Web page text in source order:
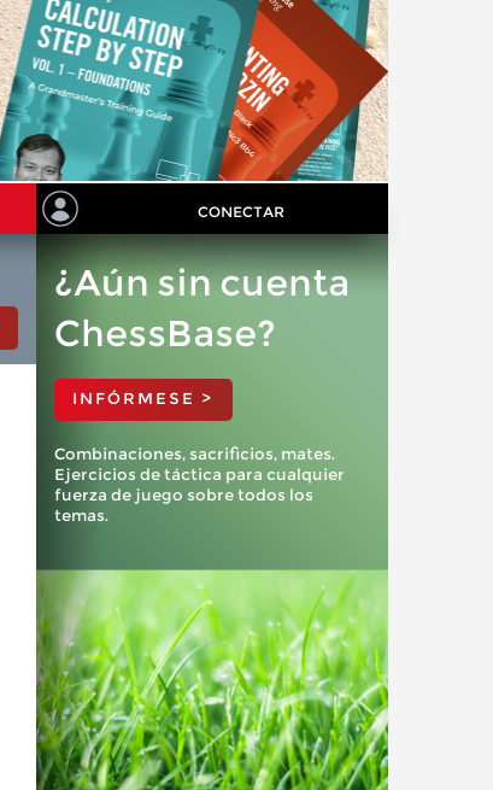
CONECTAR
¿Aún sin cuenta
ChessBase?
INFÓRMESE >
Combinaciones, sacrificios, mates.
Ejercicios de táctica para cualquier
fuerza de juego sobre todos los
temas.